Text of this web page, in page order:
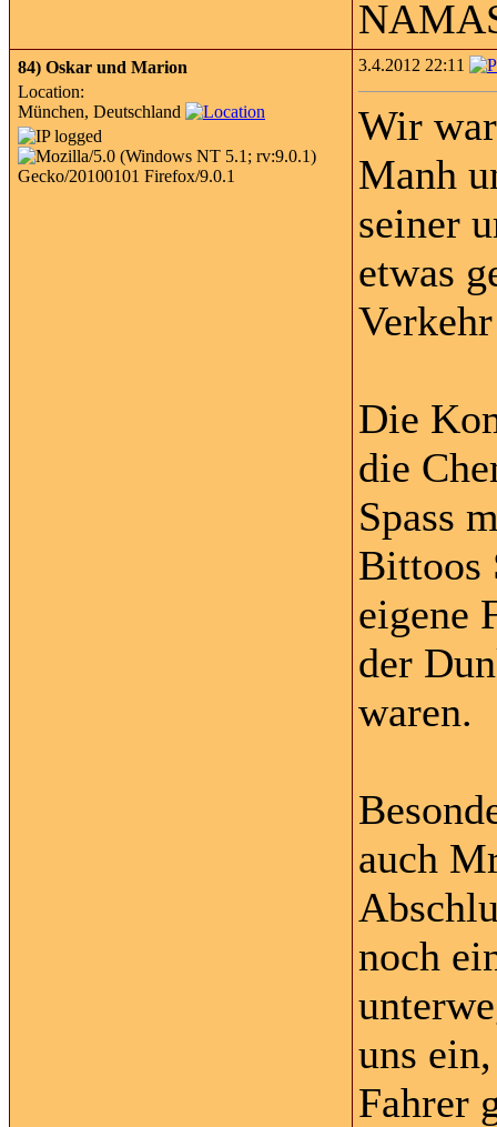
84) Oskar und Marion
Location:
München, Deutschland
3.4.2012 22:11
Wir
Manh
seiner
etwas
Die
die
Spass
Bittoos
eigene
der
waren.
auch
noch
uns
Fahrer